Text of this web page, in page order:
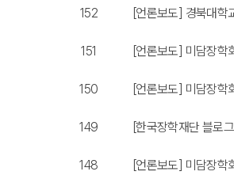
152 [언론보도] 경북대학
151 [언론보도] 미담장학
150 [언론보도] 미담장학
149 [한국장학재단 블로
148 [언론보도] 미담장학